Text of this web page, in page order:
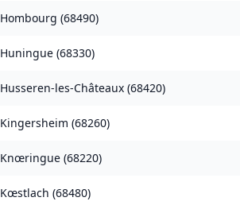
Hombourg (68490)
Huningue (68330)
Husseren-les-Châteaux (68420)
Kingersheim (68260)
Knœringue (68220)
Kœstlach (68480)